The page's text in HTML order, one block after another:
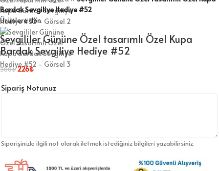
Bardak Sevgiliye Hediye #52
Ürünlere dön
Sevgililer Gününe Özel tasarımlı Özel Kupa
Bardak Sevgiliye Hediye #52
300₺226₺
Sipariş Notunuz
Siparişinizle ilgili not olarak iletmek istediğiniz bilgileri yazabilirsiniz.